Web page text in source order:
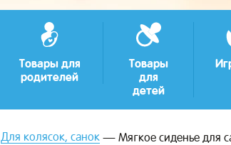
Товары для
родителей
Товары
для
детей
Для колясок, санок Мягкое сиденье для